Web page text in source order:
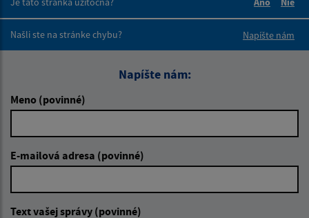
Našli ste na stránke chybu?
Napíšte nám
Napíšte nám:
Meno (povinné)
E-mailová adresa (povinné)
Text vašej správy (povinné)